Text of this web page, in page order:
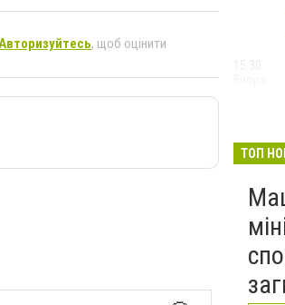
, щоб оцінити
15:30
ТОП